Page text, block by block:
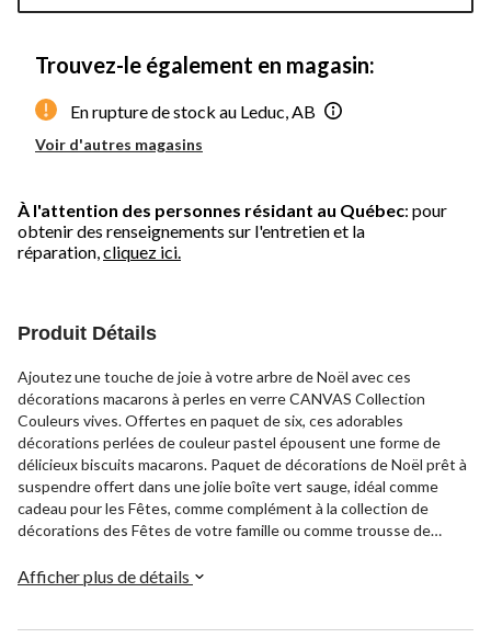
Trouvez-le également en magasin:
En rupture de stock au Leduc, AB
Voir d'autres magasins
À l'attention des personnes résidant au Québec: pour
obtenir des renseignements sur l'entretien et la
réparation,cliquez ici.
Produit Détails
Ajoutez une touche de joie à votre arbre de Noël avec ces
décorations macarons à perles en verre CANVAS Collection
Couleurs vives. Offertes en paquet de six, ces adorables
décorations perlées de couleur pastel épousent une forme de
délicieux biscuits macarons. Paquet de décorations de Noël prêt à
suspendre offert dans une jolie boîte vert sauge, idéal comme
cadeau pour les Fêtes, comme complément à la collection de
décorations des Fêtes de votre famille ou comme trousse de
Afficher plus de détails